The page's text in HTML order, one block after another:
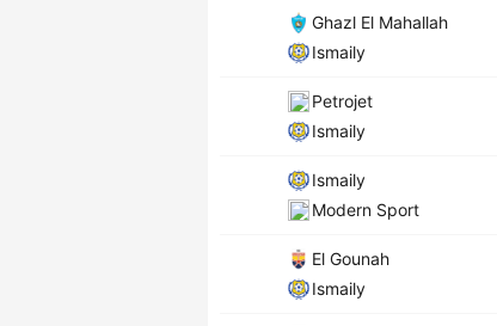
Ghazl El Mahallah
Ismaily
Petrojet
Ismaily
Ismaily
Modern Sport
El Gounah
Ismaily